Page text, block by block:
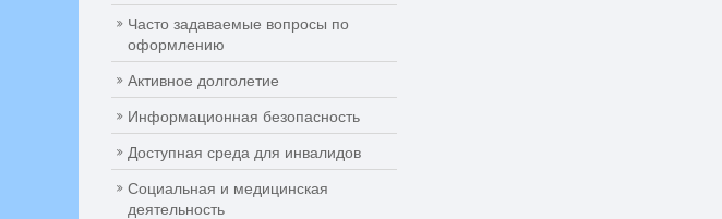
Часто задаваемые вопросы по
оформлению
Активное долголетие
Информационная безопасность
Доступная среда для инвалидов
Социальная и медицинская
деятельность